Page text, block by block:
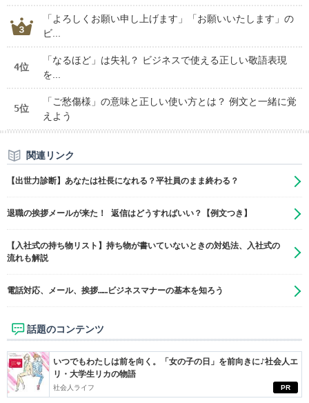
「よろしくお願い申し上げます」「お願いいたします」の
ビ...
4位
「なるほど」は失礼？ ビジネスで使える正しい敬語表現
を...
5位
「ご愁傷様」の意味と正しい使い方とは？ 例文と一緒に覚
えよう
関連リンク
【出世力診断】あなたは社長になれる？平社員のまま終わる？
退職の挨拶メールが来た！ 返信はどうすればいい？【例文つき】
【入社式の持ち物リスト】持ち物が書いていないときの対処法、入社式の
流れも解説
電話対応、メール、挨拶……ビジネスマナーの基本を知ろう
話題のコンテンツ
PR
いつでもわたしは前を向く。「女の子の日」を前向きに♪社会人エ
リ・大学生リカの物語
社会人ライフ